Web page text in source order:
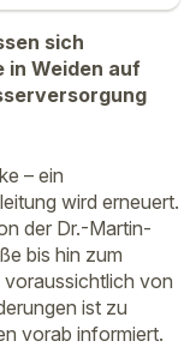
sich
Weiden auf
– ein
wird erneuert.
der Dr.-Martin-
bis hin zum
von
ist zu
vorab informiert.